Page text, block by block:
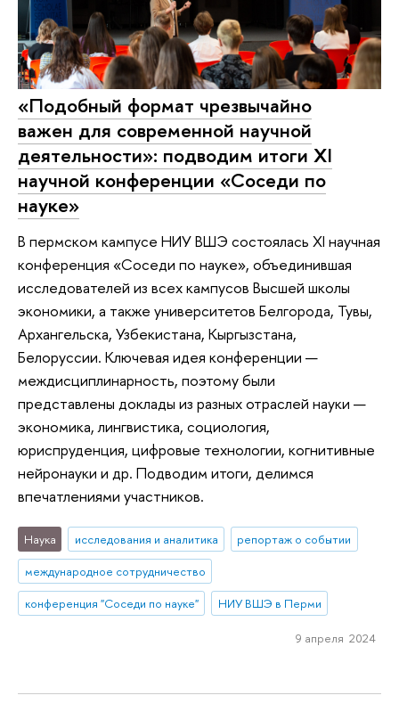
«Подобный формат чрезвычайно
важен для современной научной
деятельности»: подводим итоги XI
научной конференции «Соседи по
науке»
В пермском кампусе НИУ ВШЭ состоялась XI научная
конференция «Соседи по науке», объединившая
исследователей из всех кампусов Высшей школы
экономики, а также университетов Белгорода, Тувы,
Архангельска, Узбекистана, Кыргызстана,
Белоруссии. Ключевая идея конференции —
междисциплинарность, поэтому были
представлены доклады из разных отраслей науки —
экономика, лингвистика, социология,
юриспруденция, цифровые технологии, когнитивные
нейронауки и др. Подводим итоги, делимся
впечатлениями участников.
Наука исследования и аналитика
репортаж о событии
международное сотрудничество
конференция "Соседи по науке"
НИУ ВШЭ в Перми
9 апреля 2024